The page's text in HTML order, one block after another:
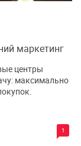
маркетинг
1
центры
максимально